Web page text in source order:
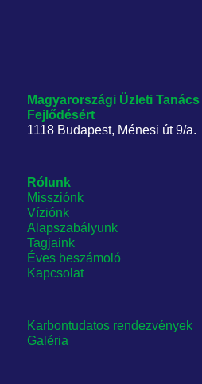
Magyarországi Üzleti Tanács
Fejlődésért
1118 Budapest, Ménesi út 9/a.
Rólunk
Missziónk
Víziónk
Alapszabályunk
Tagjaink
Éves beszámoló
Kapcsolat
Karbontudatos rendezvények
Galéria